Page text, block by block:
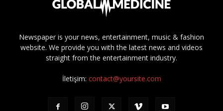
Newspaper is your news, entertainment, music & fashion
website. We provide you with the latest news and videos
straight from the entertainment industry.
İletişim: contact@yoursite.com